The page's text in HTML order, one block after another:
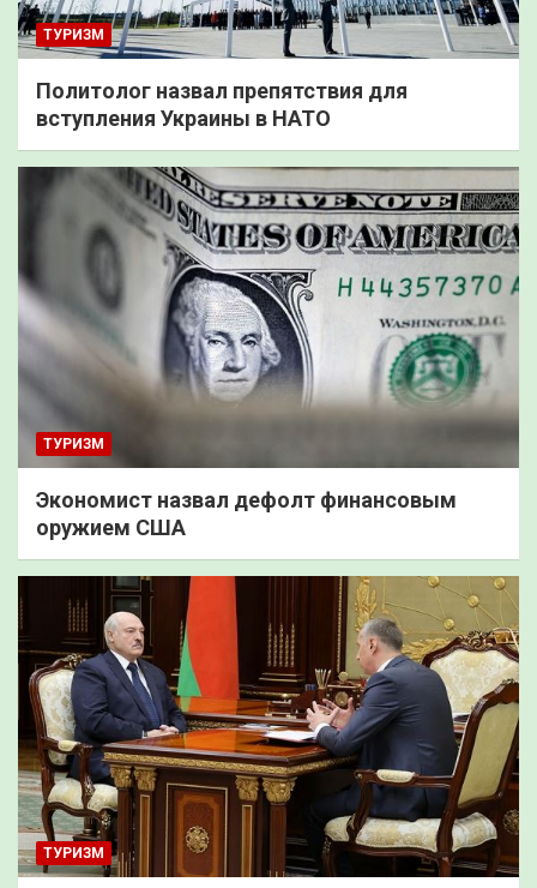
ТУРИЗМ
Политолог назвал препятствия для
вступления Украины в НАТО
ТУРИЗМ
Экономист назвал дефолт финансовым
оружием США
ТУРИЗМ